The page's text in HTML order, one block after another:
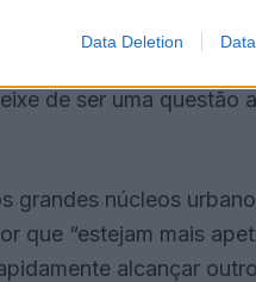
Data Deletion
insistiu o
de ser uma questão
núcleos
que “estejam mais
alcançar